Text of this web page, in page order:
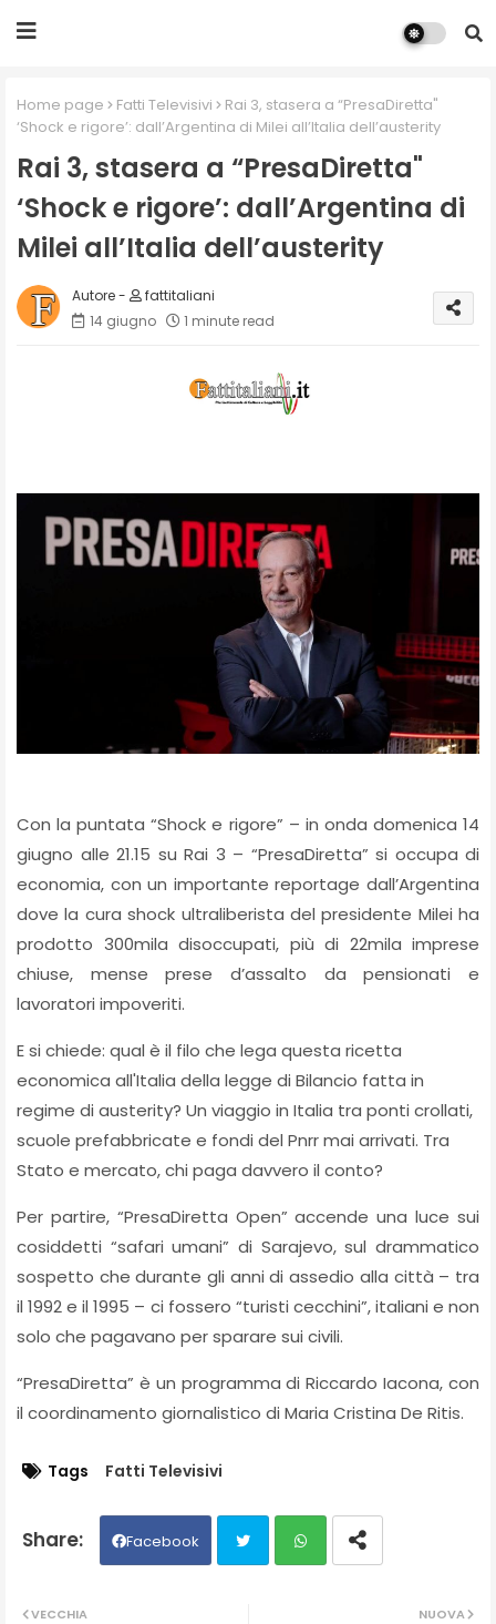
Home page Fatti Televisivi
Rai 3, stasera a “PresaDiretta"
‘Shock e rigore’: dall’Argentina di Milei all’Italia dell’austerity
Rai 3, stasera a “PresaDiretta"
‘Shock e rigore’: dall’Argentina di
Milei all’Italia dell’austerity
fattitaliani
14 giugno
1 minute read
Con la puntata “Shock e rigore” – in onda domenica 14
giugno alle 21.15 su Rai 3 – “PresaDiretta” si occupa di
economia, con un importante reportage dall’Argentina
dove la cura shock ultraliberista del presidente Milei ha
prodotto 300mila disoccupati, più di 22mila imprese
chiuse, mense prese d’assalto da pensionati e
lavoratori impoveriti.
E si chiede: qual è il filo che lega questa ricetta
economica all'Italia della legge di Bilancio fatta in
regime di austerity? Un viaggio in Italia tra ponti crollati,
scuole prefabbricate e fondi del Pnrr mai arrivati. Tra
Stato e mercato, chi paga davvero il conto?
Per partire, “PresaDiretta Open” accende una luce sui
cosiddetti “safari umani” di Sarajevo, sul drammatico
sospetto che durante gli anni di assedio alla città – tra
il 1992 e il 1995 – ci fossero “turisti cecchini”, italiani e non
solo che pagavano per sparare sui civili.
“PresaDiretta” è un programma di Riccardo Iacona, con
il coordinamento giornalistico di Maria Cristina De Ritis.
Tags Fatti Televisivi
Facebook
NUOVA
VECCHIA